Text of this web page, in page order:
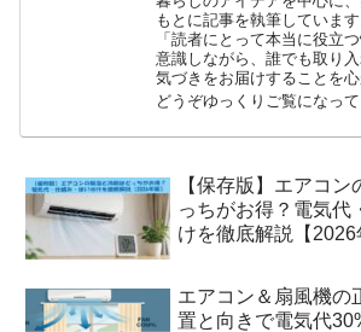
もとに記事を執筆しています
「読者にとって本当に役立
意識しながら、誰でも取り
気づきをお届けすることを心
どうぞゆっくりご覧になって
【保存版】エアコ
っちがお得？電気代
けを徹底解説【2026
エアコン＆扇風機の
置と向きで電気代